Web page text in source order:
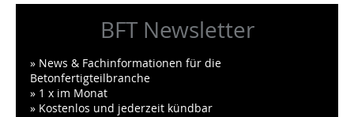
BFT Newsletter
» News & Fachinformationen für die
Betonfertigteilbranche
» 1 x im Monat
» Kostenlos und jederzeit kündbar